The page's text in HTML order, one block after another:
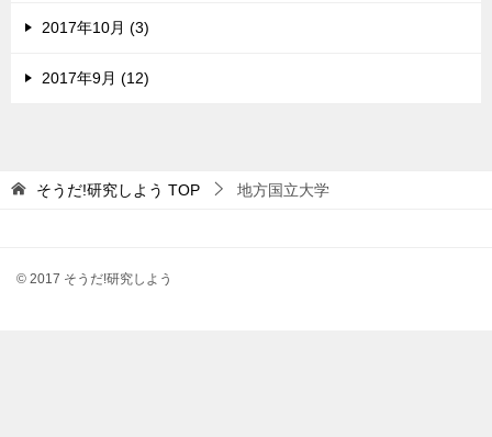
2017年10月 (3)
2017年9月 (12)
そうだ!研究しよう TOP 地方国立大学
© 2017 そうだ!研究しよう